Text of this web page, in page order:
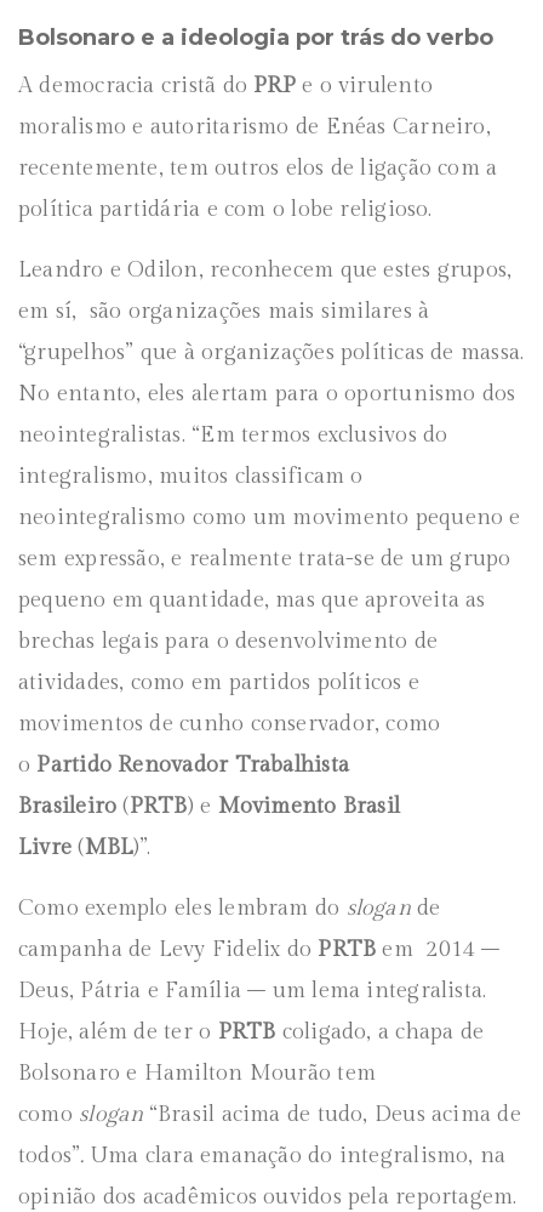
Bolsonaro e a ideologia por trás do verbo
A democracia cristã do PRPe o virulento
moralismo e autoritarismo de Enéas Carneiro,
recentemente, tem outros elos de ligação com a
política partidária e com o lobe religioso.
Leandro e Odilon, reconhecem que estes grupos,
em sí, são organizações mais similares à
“grupelhos” que à organizações políticas de massa.
No entanto, eles alertam para o oportunismo dos
neointegralistas. “Em termos exclusivos do
integralismo, muitos classificam o
neointegralismo como um movimento pequeno e
sem expressão, e realmente trata-se de um grupo
pequeno em quantidade, mas que aproveita as
brechas legais para o desenvolvimento de
atividades, como em partidos políticos e
movimentos de cunho conservador, como
o Partido Renovador Trabalhista
Brasileiro (PRTB) e Movimento Brasil
Livre (MBL)”.
Como exemplo eles lembram do slogande
campanha de Levy Fidelix do PRTBem 2014 –
Deus, Pátria e Família – um lema integralista.
Hoje, além de ter o PRTB coligado, a chapa de
Bolsonaro e Hamilton Mourão tem
como slogan “Brasil acima de tudo, Deus acima de
todos”. Uma clara emanação do integralismo, na
opinião dos acadêmicos ouvidos pela reportagem.